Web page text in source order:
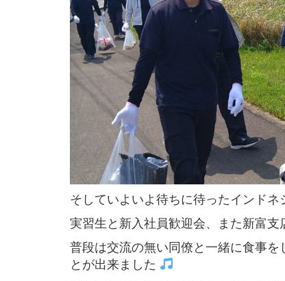
そしていよいよ待ちに待ったインド
実習生と新入社員歓迎会、また新富支
普段は交流の無い同僚と一緒に食事
とが出来ました